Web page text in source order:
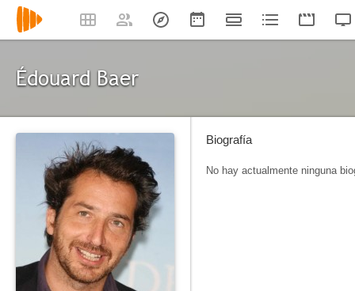
Édouard Baer
Biografía
No hay actualmente ninguna